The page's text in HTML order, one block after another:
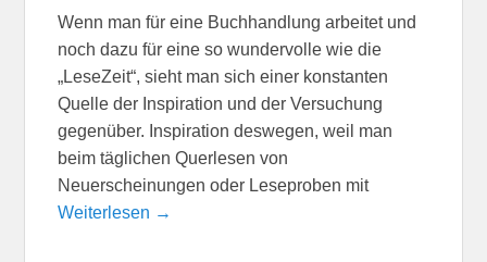
Wenn man für eine Buchhandlung arbeitet und
noch dazu für eine so wundervolle wie die
„LeseZeit“, sieht man sich einer konstanten
Quelle der Inspiration und der Versuchung
gegenüber. Inspiration deswegen, weil man
beim täglichen Querlesen von
Neuerscheinungen oder Leseproben mit
Weiterlesen →